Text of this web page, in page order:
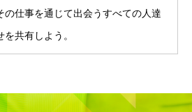
の仕事を通じて出会うすべての人達
を共有しよう。